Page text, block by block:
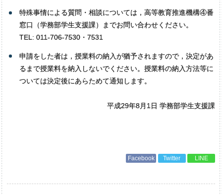
特殊事情による質問・相談については，高等教育推進機構④番
窓口（学務部学生支援課）までお問い合わせください。
TEL: 011-706-7530・7531
申請をした者は，授業料の納入が猶予されますので，決定があ
るまで授業料を納入しないでください。授業料の納入方法等に
ついては決定後にあらためて通知します。
平成29年8月1日 学務部学生支援課
Facebook Twitter LINE